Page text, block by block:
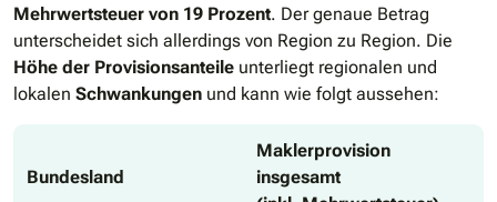
Mehrwertsteuer von 19 Prozent. Der genaue Betrag
unterscheidet sich allerdings von Region zu Region. Die
Höhe der Provisionsanteile unterliegt regionalen und
lokalen Schwankungen und kann wie folgt aussehen:
Bundesland
Maklerprovision
insgesamt